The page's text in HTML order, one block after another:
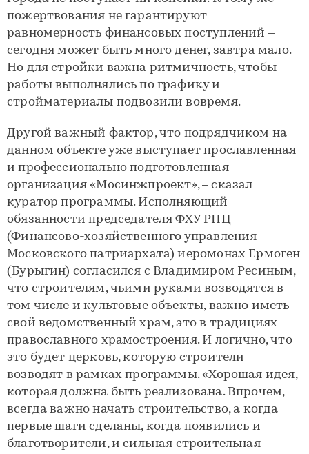
пожертвования не гарантируют
равномерность финансовых поступлений –
сегодня может быть много денег, завтра мало.
Но для стройки важна ритмичность, чтобы
работы выполнялись по графику и
стройматериалы подвозили вовремя.
Другой важный фактор, что подрядчиком на
данном объекте уже выступает прославленная
и профессионально подготовленная
организация «Мосинжпроект», – сказал
куратор программы. Исполняющий
обязанности председателя ФХУ РПЦ
(Финансово-хозяйственного управления
Московского патриархата) иеромонах Ермоген
(Бурыгин) согласился с Владимиром Ресиным,
что строителям, чьими руками возводятся в
том числе и культовые объекты, важно иметь
свой ведомственный храм, это в традициях
православного храмостроения. И логично, что
это будет церковь, которую строители
возводят в рамках программы. «Хорошая идея,
которая должна быть реализована. Впрочем,
всегда важно начать строительство, а когда
первые шаги сделаны, когда появились и
благотворители, и сильная строительная